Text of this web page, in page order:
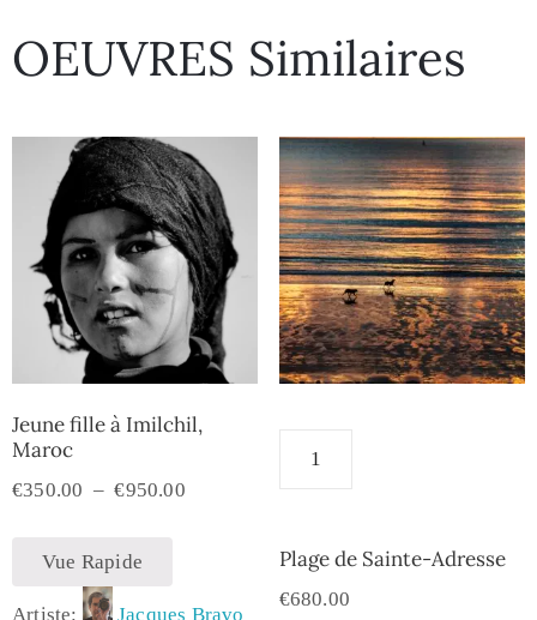
OEUVRES Similaires
Jeune fille à Imilchil,
Maroc
€350.00 – €950.00
Vue Rapide
Artiste: Jacques Bravo
Plage de Sainte-Adresse
€680.00